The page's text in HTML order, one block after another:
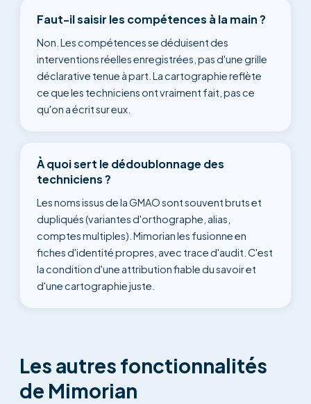
Faut-il saisir les compétences à la main ?
Non. Les compétences se déduisent des
interventions réelles enregistrées, pas d'une grille
déclarative tenue à part. La cartographie reflète
ce que les techniciens ont vraiment fait, pas ce
qu'on a écrit sur eux.
À quoi sert le dédoublonnage des
techniciens ?
Les noms issus de la GMAO sont souvent bruts et
dupliqués (variantes d'orthographe, alias,
comptes multiples). Mimorian les fusionne en
fiches d'identité propres, avec trace d'audit. C'est
la condition d'une attribution fiable du savoir et
d'une cartographie juste.
Les autres fonctionnalités
de Mimorian